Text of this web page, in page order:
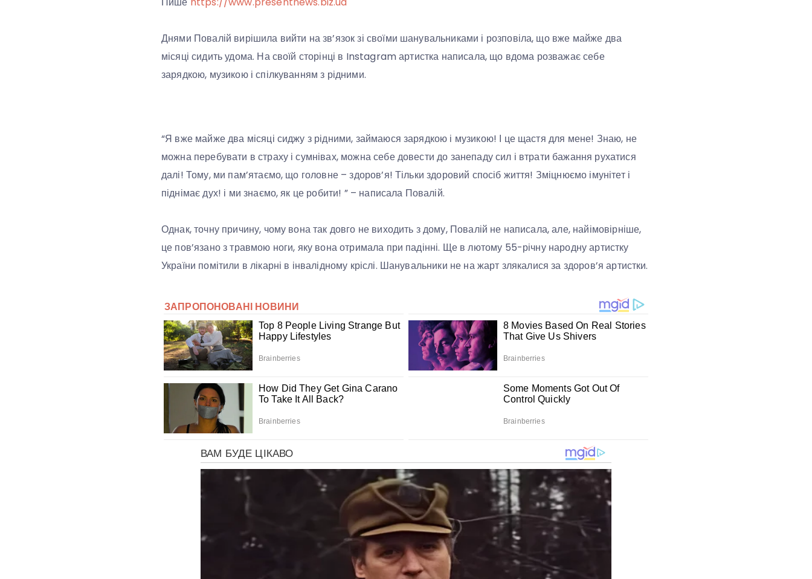
Днями Повалій вирішила вийти на зв’язок зі своїми шанувальниками і розповіла, що вже майже два
місяці сидить удома. На своїй сторінці в Instagram артистка написала, що вдома розважає себе
зарядкою, музикою і спілкуванням з рідними.
“Я вже майже два місяці сиджу з рідними, займаюся зарядкою і музикою! І це щастя для мене! Знаю, не
можна перебувати в страху і сумнівах, можна себе довести до занепаду сил і втрати бажання рухатися
далі! Тому, ми пам’ятаємо, що головне – здоров’я! Тільки здоровий спосіб життя! Зміцнюємо імунітет і
піднімає дух! і ми знаємо, як це робити! ” – написала Повалій.
Однак, точну причину, чому вона так довго не виходить з дому, Повалій не написала, але, найімовірніше,
це пов’язано з травмою ноги, яку вона отримала при падінні. Ще в лютому 55-річну народну артистку
України помітили в лікарні в інвалідному кріслі. Шанувальники не на жарт злякалися за здоров’я артистки.